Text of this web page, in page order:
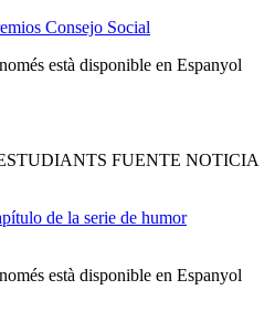
Consejo Social
està disponible en Espanyol
FUENTE NOTICIA
de la serie de humor
està disponible en Espanyol